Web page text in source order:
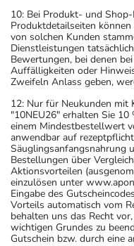
10: Bei Produkt- und
Produktdetailseiten
von solchen Kunden
Dienstleistungen
Bewertungen, bei denen
Auffälligkeiten oder
Zweifeln Anlass geben,
12: Nur für Neukunden mit
"10NEU26" erhalten Sie
einem Mindestbestellwert
anwendbar auf
Säuglingsanfangsnahrung
Bestellungen über
Aktionsvorteilen
einzulösen unter
Eingabe des
Vorteils automatisch vom
behalten uns das Recht
wichtigen Grundes zu
Gutschein bzw. durch eine